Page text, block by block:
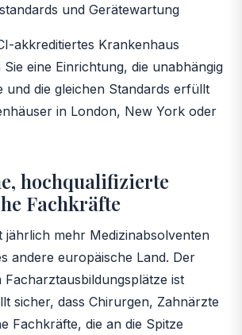
und Gerätewartung
akkreditiertes Krankenhaus
eine Einrichtung, die unabhängig
und die gleichen Standards erfüllt
in London, New York oder
hochqualifizierte
Fachkräfte
jährlich mehr Medizinabsolventen
andere europäische Land. Der
ist
sicher, dass Chirurgen, Zahnärzte
Fachkräfte, die an die Spitze